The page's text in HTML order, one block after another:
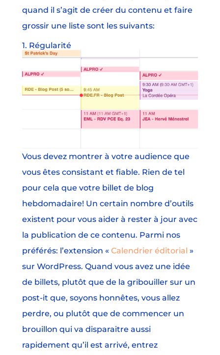
quand il s’agit de créer du contenu et faire
grossir une liste sont les suivants:
1. Régularité
Vous devez montrer à votre audience que
vous êtes consistant et fiable. Rien de tel
pour cela que votre billet de blog
hebdomadaire! Un certain nombre d’outils
existent pour vous aider à rester à jour avec
la publication de ce contenu. Parmi nos
préférés: l’extension « Calendrier éditorial »
sur WordPress. Quand vous avez une idée
de billets, plutôt que de la gribouiller sur un
post-it que, soyons honnêtes, vous allez
perdre, ou plutôt que de commencer un
brouillon qui va disparaitre aussi
rapidement qu’il est arrivé, entrez